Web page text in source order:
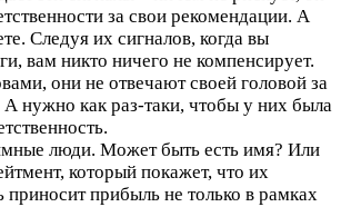
за свои рекомендации. А
Следуя их сигналов, когда вы
вам никто ничего не компенсирует.
они не отвечают своей головой за
А нужно как раз-таки, чтобы у них была
люди. Может быть есть имя? Или
который покажет, что их
приносит прибыль не только в рамках